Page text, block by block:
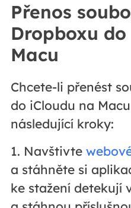
Přenos
Dropboxu
Macu
Chcete-li přenést
do iCloudu na
následující kroky:
1. Navštivte
a stáhněte si
ke stažení detekují